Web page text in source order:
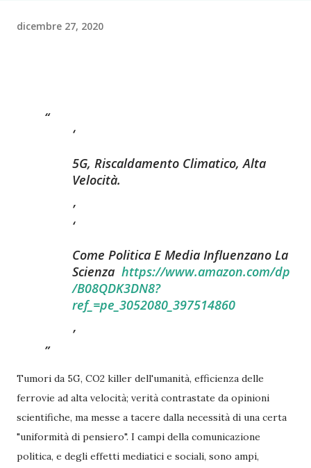
dicembre 27, 2020
5G, Riscaldamento Climatico, Alta
Velocità.
Come Politica E Media Influenzano La
Scienza https://www.amazon.com/dp
/B08QDK3DN8?
ref_=pe_3052080_397514860
Tumori da 5G, CO2 killer dell'umanità, efficienza delle
ferrovie ad alta velocità; verità contrastate da opinioni
scientifiche, ma messe a tacere dalla necessità di una certa
"uniformità di pensiero". I campi della comunicazione
politica, e degli effetti mediatici e sociali, sono ampi,